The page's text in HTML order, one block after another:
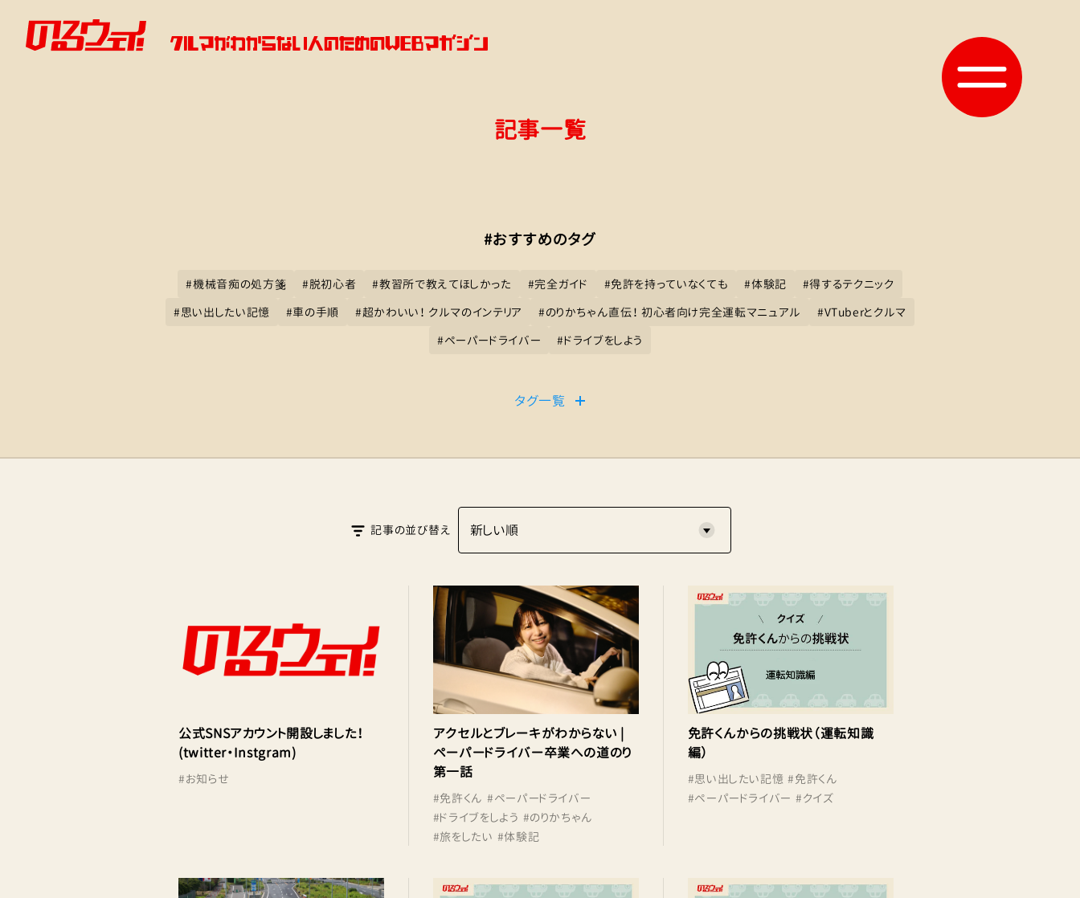
記事一覧
#おすすめのタグ
#機械音痴の処方箋 #脱初心者 #教習所で教えてほしかった #完全ガイド #免許を持っていなくても #体験記 #得するテクニック
#思い出したい記憶 #車の手順 #超かわいい！ クルマのインテリア #のりかちゃん直伝！ 初心者向け完全運転マニュアル #VTuberとクルマ
#ペーパードライバー #ドライブをしよう
タグ一覧
記事の並び替え
公式SNSアカウント開設しました！
(twitter・Instgram)
#お知らせ
アクセルとブレーキがわからない |
ペーパードライバー卒業への道のり
第一話
#免許くん #ペーパードライバー
#ドライブをしよう #のりかちゃん
#旅をしたい #体験記
免許くんからの挑戦状（運転知識
編）
#思い出したい記憶 #免許くん
#ペーパードライバー #クイズ